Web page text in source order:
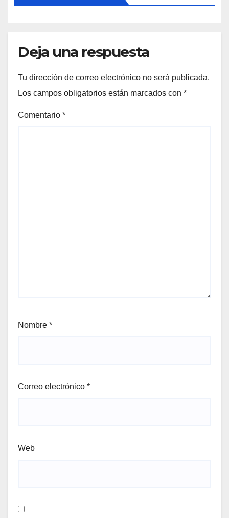
Deja una respuesta
Tu dirección de correo electrónico no será publicada.
Los campos obligatorios están marcados con *
Comentario *
Nombre *
Correo electrónico *
Web